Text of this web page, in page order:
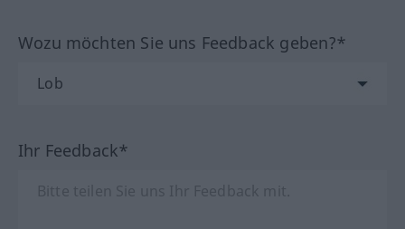
Wozu möchten Sie uns Feedback geben?*
Ihr Feedback*